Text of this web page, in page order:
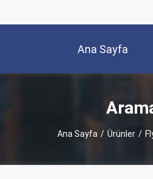
Ana Sayfa
Ana Sayfa / Ürünler /